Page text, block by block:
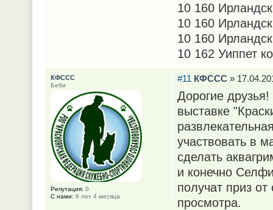
10 160
10 160
10 160
10 162 Уиппет
#11 КФССС»
Дорогие
выставке
участвовать в
сделать
и конечно
получат приз
просмотра.
КФССС
Беби
Репутация: 0
С нами: 8 лет 4 месяца